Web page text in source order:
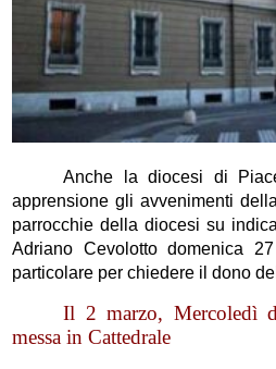
Anche la diocesi di
apprensione gli avvenimenti
parrocchie della diocesi su
Adriano Cevolotto domenica
particolare per chiedere il dono
Il 2 marzo, Mercoledì
messa in Cattedrale